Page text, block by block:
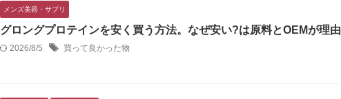
メンズ美容・サプリ
グロングプロテインを安く買う方法。なぜ安い?は原料とOEMが理由
2026/8/5 買って良かった物